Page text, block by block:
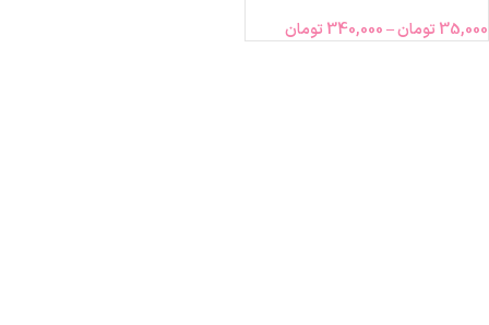
35,000 تومان–
340,000 تومان